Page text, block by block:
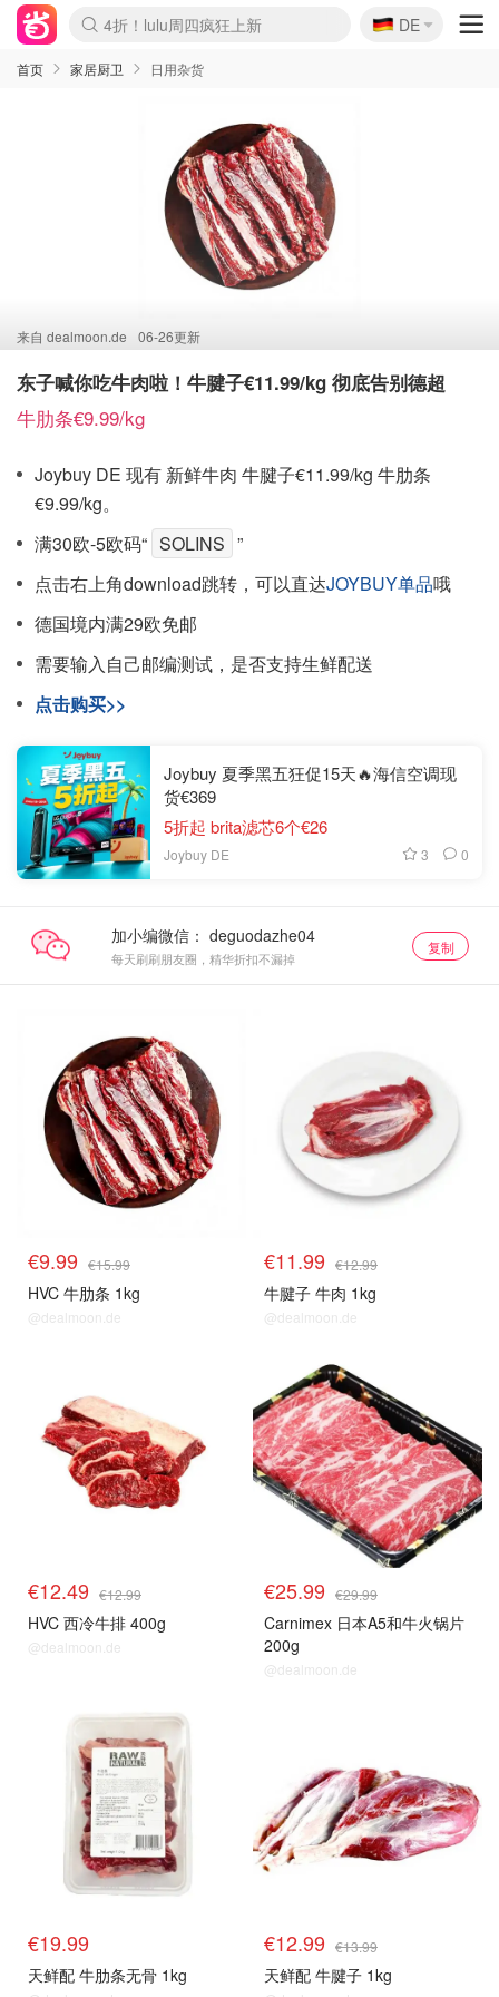
Boticinal 夏促开抢！
4折！lulu周四疯狂上新
还没结束！&OtherStories大促
Joybuy变相75折 随时失效
速领！Stanley独家85折
疑似霸哥！Camper额外叠85折
Zalando 奥莱闪促！每日更新
Moncler反季囤！5折起+叠9折
Coach Brooklyn仅€192
🇩🇪
DE
首页 家居厨卫 日用杂货
来自 dealmoon.de 06-26更新
东子喊你吃牛肉啦！牛腱子€11.99/kg 彻底告别德超
牛肋条€9.99/kg
Joybuy DE 现有 新鲜牛肉 牛腱子€11.99/kg 牛肋条
€9.99/kg。
满30欧-5欧码“ SOLINS ”
点击右上角download跳转，可以直达JOYBUY单品哦
德国境内满29欧免邮
需要输入自己邮编测试，是否支持生鲜配送
点击购买>>
Joybuy 夏季黑五狂促15天🔥海信空调现
货€369
5折起 brita滤芯6个€26
Joybuy DE 3 0
加小编微信：
每天刷刷朋友圈，精华折扣不漏掉
复制
€9.99 €15.99
HVC 牛肋条 1kg
@dealmoon.de
€11.99 €12.99
牛腱子 牛肉 1kg
@dealmoon.de
€12.49 €12.99
HVC 西冷牛排 400g
@dealmoon.de
€25.99 €29.99
Carnimex 日本A5和牛火锅片
200g
@dealmoon.de
€19.99
天鲜配 牛肋条无骨 1kg
€12.99 €13.99
天鲜配 牛腱子 1kg